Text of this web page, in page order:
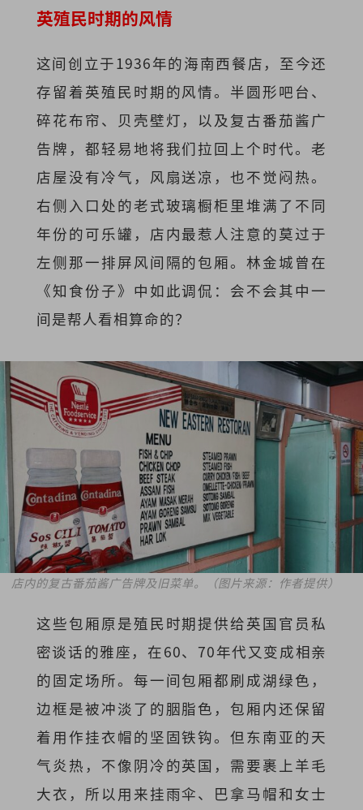
英殖民时期的风情
这间创立于1936年的海南西餐店，至今还
存留着英殖民时期的风情。半圆形吧台、
碎花布帘、贝壳壁灯，以及复古番茄酱广
告牌，都轻易地将我们拉回上个时代。老
店屋没有冷气，风扇送凉，也不觉闷热。
右侧入口处的老式玻璃橱柜里堆满了不同
年份的可乐罐，店内最惹人注意的莫过于
左侧那一排屏风间隔的包厢。林金城曾在
《知食份子》中如此调侃：会不会其中一
间是帮人看相算命的？
店内的复古番茄酱广告牌及旧菜单。（图片来源：作者提供）
这些包厢原是殖民时期提供给英国官员私
密谈话的雅座，在60、70年代又变成相亲
的固定场所。每一间包厢都刷成湖绿色，
边框是被冲淡了的胭脂色，包厢内还保留
着用作挂衣帽的坚固铁钩。但东南亚的天
气炎热，不像阴冷的英国，需要裹上羊毛
大衣，所以用来挂雨伞、巴拿马帽和女士